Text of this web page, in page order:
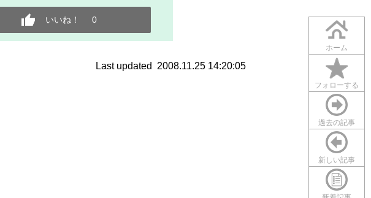
ホーム
フォローする
過去の記事
新しい記事
いいね！ 0
Last updated 2008.11.25 14:20:05